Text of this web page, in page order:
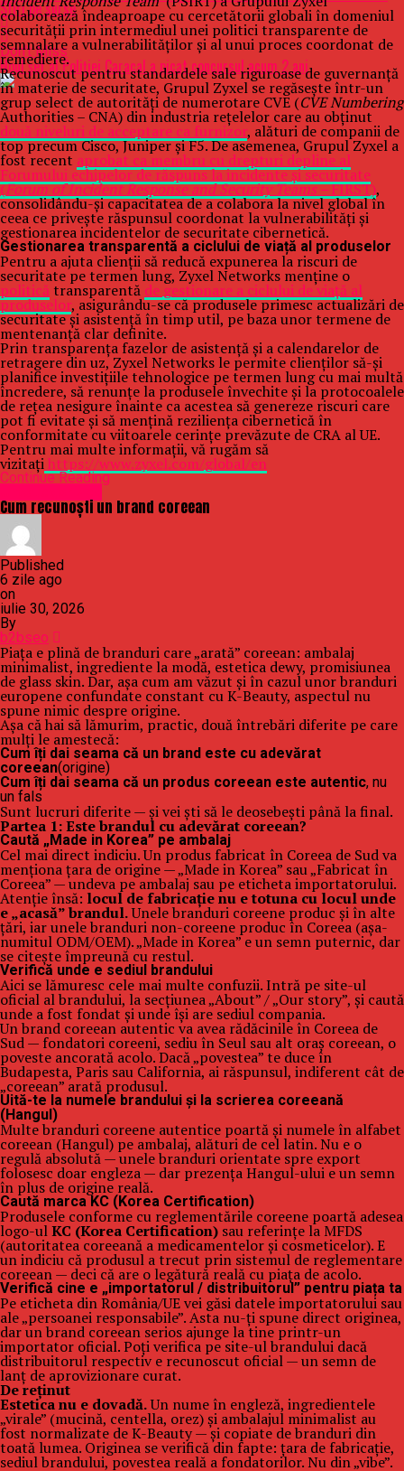
Stiri pe surse
Don't Miss
Noul șef al Poliției Caracal a picat concursul acum 2 ani
colaborează îndeaproape cu cercetătorii globali în domeniul
securității prin intermediul unei politici transparente de
semnalare a vulnerabilităților și al unui proces coordonat de
remediere.
Recunoscut pentru standardele sale riguroase de guvernanță
în materie de securitate, Grupul Zyxel se regăsește într-un
grup select de autorități de numerotare CVE (CVE Numbering
Authorities – CNA) din industria rețelelor care au obținut
două niveluri de acceptare ca furnizor, alături de companii de
top precum Cisco, Juniper și F5. De asemenea, Grupul Zyxel a
fost recent aprobat ca membru cu drepturi depline al
Forumului echipelor de răspuns la incidente și securitate
(Forum of Incident Response and Security Teams –FIRST),
consolidându-și capacitatea de a colabora la nivel global în
ceea ce privește răspunsul coordonat la vulnerabilități și
gestionarea incidentelor de securitate cibernetică.
Gestionarea transparentă a ciclului de viață al produselor
Pentru a ajuta clienții să reducă expunerea la riscuri de
securitate pe termen lung, Zyxel Networks menține o
politică transparentă de gestionare a ciclului de viață al
produselor, asigurându-se că produsele primesc actualizări de
securitate și asistență în timp util, pe baza unor termene de
mentenanță clar definite.
Prin transparența fazelor de asistență și a calendarelor de
retragere din uz, Zyxel Networks le permite clienților să-și
planifice investițiile tehnologice pe termen lung cu mai multă
încredere, să renunțe la produsele învechite și la protocoalele
de rețea nesigure înainte ca acestea să genereze riscuri care
pot fi evitate și să mențină reziliența cibernetică în
conformitate cu viitoarele cerințe prevăzute de CRA al UE.
Pentru mai multe informații, vă rugăm să
vizitațihttps://www.zyxel.com/global/en
Continue Reading
Cum recunoști un brand coreean
Published
6 zile ago
on
iulie 30, 2026
By
b2bseo
Piața e plină de branduri care „arată” coreean: ambalaj
minimalist, ingrediente la modă, estetica dewy, promisiunea
de glass skin. Dar, așa cum am văzut și în cazul unor branduri
europene confundate constant cu K-Beauty, aspectul nu
spune nimic despre origine.
Așa că hai să lămurim, practic, două întrebări diferite pe care
mulți le amestecă:
Cum îți dai seama că un brand este cu adevărat
coreean(origine)
Cum îți dai seama că un produs coreean este autentic, nu
un fals
Sunt lucruri diferite — și vei ști să le deosebești până la final.
Partea 1: Este brandul cu adevărat coreean?
Caută „Made in Korea” pe ambalaj
Cel mai direct indiciu. Un produs fabricat în Coreea de Sud va
menționa țara de origine — „Made in Korea” sau „Fabricat în
Coreea” — undeva pe ambalaj sau pe eticheta importatorului.
Atenție însă: locul de fabricație nu e totuna cu locul unde
e „acasă” brandul.Unele branduri coreene produc și în alte
țări, iar unele branduri non-coreene produc în Coreea (așa-
numitul ODM/OEM). „Made in Korea” e un semn puternic, dar
se citește împreună cu restul.
Verifică unde e sediul brandului
Aici se lămuresc cele mai multe confuzii. Intră pe site-ul
oficial al brandului, la secțiunea „About” / „Our story”, și caută
unde a fost fondat și unde își are sediul compania.
Un brand coreean autentic va avea rădăcinile în Coreea de
Sud — fondatori coreeni, sediu în Seul sau alt oraș coreean, o
poveste ancorată acolo. Dacă „povestea” te duce în
Budapesta, Paris sau California, ai răspunsul, indiferent cât de
„coreean” arată produsul.
Uită-te la numele brandului și la scrierea coreeană
(Hangul)
Multe branduri coreene autentice poartă și numele în alfabet
coreean (Hangul) pe ambalaj, alături de cel latin. Nu e o
regulă absolută — unele branduri orientate spre export
folosesc doar engleza — dar prezența Hangul-ului e un semn
în plus de origine reală.
Caută marca KC (Korea Certification)
Produsele conforme cu reglementările coreene poartă adesea
logo-ulKC (Korea Certification) sau referințe la MFDS
(autoritatea coreeană a medicamentelor și cosmeticelor). E
un indiciu că produsul a trecut prin sistemul de reglementare
coreean — deci că are o legătură reală cu piața de acolo.
Verifică cine e „importatorul / distribuitorul” pentru piața ta
Pe eticheta din România/UE vei găsi datele importatorului sau
ale „persoanei responsabile”. Asta nu-ți spune direct originea,
dar un brand coreean serios ajunge la tine printr-un
importator oficial. Poți verifica pe site-ul brandului dacă
distribuitorul respectiv e recunoscut oficial — un semn de
lanț de aprovizionare curat.
De reținut
Estetica nu e dovadă.Un nume în engleză, ingredientele
„virale” (mucină, centella, orez) și ambalajul minimalist au
fost normalizate de K-Beauty — și copiate de branduri din
toată lumea. Originea se verifică din fapte: țara de fabricație,
sediul brandului, povestea reală a fondatorilor. Nu din „vibe”.